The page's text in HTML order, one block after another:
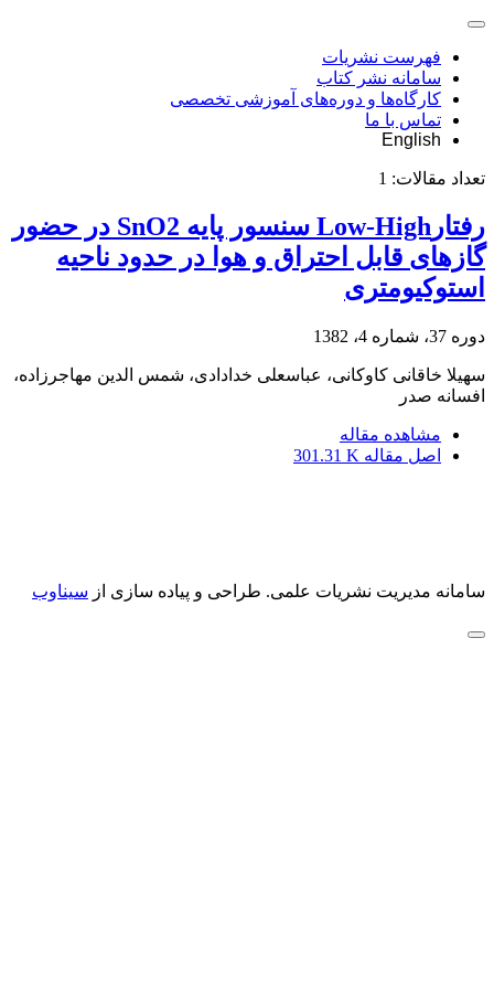
فهرست نشریات
سامانه نشر کتاب
کارگاه‌ها و دوره‌های آموزشی تخصصی
تماس با ما
English
تعداد مقالات: 1
رفتارLow-High سنسور پایه SnO2 در حضور
گازهای قابل احتراق و هوا در حدود ناحیه
استوکیومتری
دوره 37، شماره 4، 1382
سهیلا خاقانی کاوکانی، عباسعلی خدادادی، شمس الدین مهاجرزاده،
افسانه صدر
مشاهده مقاله
اصل مقاله 301.31 K
سامانه مدیریت نشریات علمی. طراحی و پیاده سازی از سیناوب